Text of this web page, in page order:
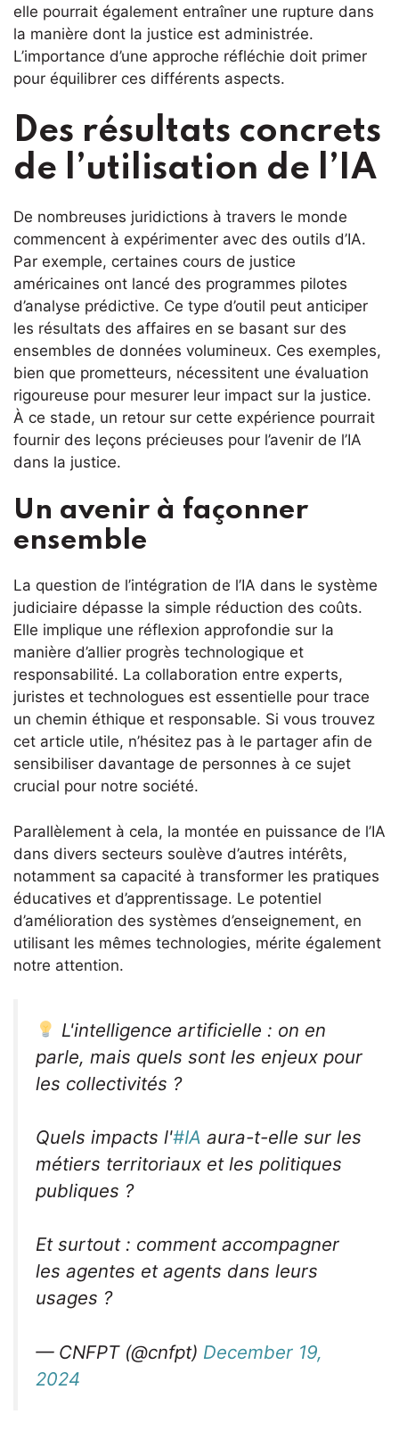
elle pourrait également entraîner une rupture dans
la manière dont la justice est administrée.
L’importance d’une approche réfléchie doit primer
pour équilibrer ces différents aspects.
Des résultats concrets
de l’utilisation de l’IA
De nombreuses juridictions à travers le monde
commencent à expérimenter avec des outils d’IA.
Par exemple, certaines cours de justice
américaines ont lancé des programmes pilotes
d’analyse prédictive. Ce type d’outil peut anticiper
les résultats des affaires en se basant sur des
ensembles de données volumineux. Ces exemples,
bien que prometteurs, nécessitent une évaluation
rigoureuse pour mesurer leur impact sur la justice.
À ce stade, un retour sur cette expérience pourrait
fournir des leçons précieuses pour l’avenir de l’IA
dans la justice.
Un avenir à façonner
ensemble
La question de l’intégration de l’IA dans le système
judiciaire dépasse la simple réduction des coûts.
Elle implique une réflexion approfondie sur la
manière d’allier progrès technologique et
responsabilité. La collaboration entre experts,
juristes et technologues est essentielle pour trace
un chemin éthique et responsable. Si vous trouvez
cet article utile, n’hésitez pas à le partager afin de
sensibiliser davantage de personnes à ce sujet
crucial pour notre société.
Parallèlement à cela, la montée en puissance de l’IA
dans divers secteurs soulève d’autres intérêts,
notamment sa capacité à transformer les pratiques
éducatives et d’apprentissage. Le potentiel
d’amélioration des systèmes d’enseignement, en
utilisant les mêmes technologies, mérite également
notre attention.
L'intelligence artificielle : on en
parle, mais quels sont les enjeux pour
les collectivités ?
Quels impacts l'#IA aura-t-elle sur les
métiers territoriaux et les politiques
publiques ?
Et surtout : comment accompagner
les agentes et agents dans leurs
usages ?
— CNFPT (@cnfpt) December 19,
2024